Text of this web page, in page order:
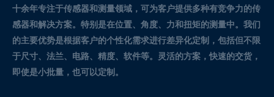
十余年专注于传感器和测量领域，可为客户提供多种有竞争力的传
感器和解决方案。 特别是在位置、角度、力和扭矩的测量中。 我们
的主要优势是根据客户的个性化需求进行差异化定制，包括但不限
于尺寸、法兰、电路、精度、软件等。灵活的方案，快速的交货，
即使是小批量，也可以定制。